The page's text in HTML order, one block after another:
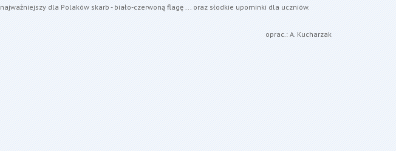
najważniejszy dla Polaków skarb - biało-czerwoną flagę ... oraz słodkie upominki dla uczniów.
oprac.: A. Kucharzak